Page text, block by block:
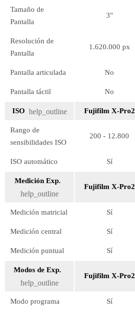
Tamaño de
Pantalla
3''
Resolución de
Pantalla
1.620.000 px
Pantalla articulada No
Pantalla táctil No
ISO help_outline Fujifilm X-Pro2
Rango de
sensibilidades ISO
200 - 12.800
ISO automático Sí
Medición Exp.
help_outline
Fujifilm X-Pro2
Medición matricial Sí
Medición central Sí
Medición puntual Sí
Modos de Exp.
help_outline
Fujifilm X-Pro2
Modo programa Sí